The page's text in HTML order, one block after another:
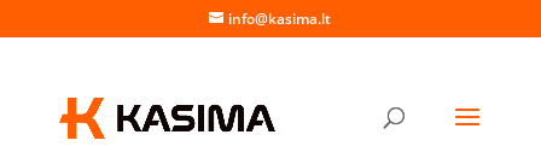
info@kasima.lt